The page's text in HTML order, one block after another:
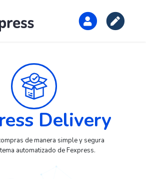
Delivery
de manera simple y segura
automatizado de Fexpress.